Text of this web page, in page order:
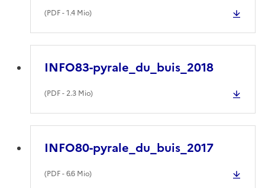
(PDF- 1.4 Mio)
INFO83-pyrale_du_buis_2018
(PDF- 2.3 Mio)
INFO80-pyrale_du_buis_2017
(PDF- 6.6 Mio)